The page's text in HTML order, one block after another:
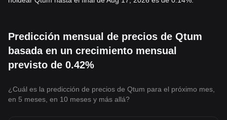
Predicción mensual de precios de Qtum
basada en un crecimiento mensual
previsto de 0.42%
¿Cuál es la predicción de precios de Qtum para el próximo mes,
en 5 meses, en 10 meses y más allá?